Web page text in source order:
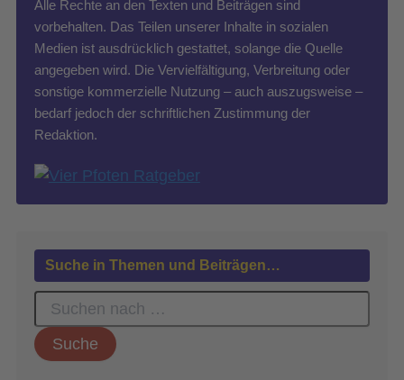
Alle Rechte an den Texten und Beiträgen sind
vorbehalten. Das Teilen unserer Inhalte in sozialen
Medien ist ausdrücklich gestattet, solange die Quelle
angegeben wird. Die Vervielfältigung, Verbreitung oder
sonstige kommerzielle Nutzung – auch auszugsweise –
bedarf jedoch der schriftlichen Zustimmung der
Redaktion.
Suche in Themen und Beiträgen…
S
c
h